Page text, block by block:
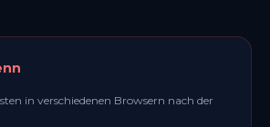
in verschiedenen Browsern nach der